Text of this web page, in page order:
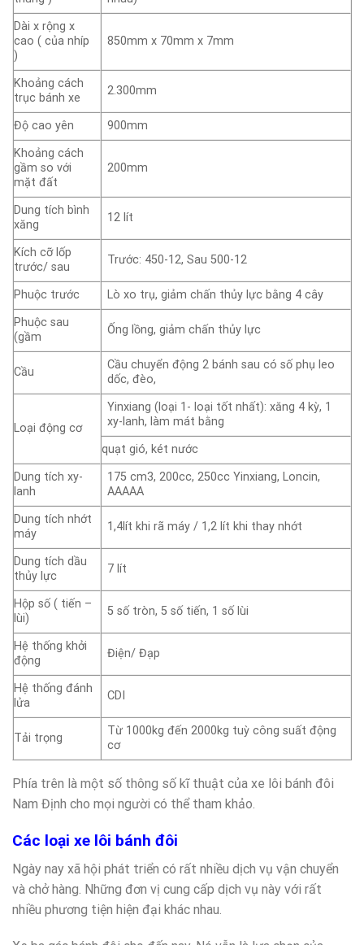
Dài x rộng x
cao ( của nhíp
)
850mm x 70mm x 7mm
Khoảng cách
trục bánh xe
2.300mm
Độ cao yên
900mm
Khoảng cách
gầm so với
mặt đất
200mm
Dung tích bình
xăng
12 lít
Kích cỡ lốp
trước/ sau
Trước: 450-12, Sau 500-12
Phuộc trước
Lò xo trụ, giảm chấn thủy lực bằng 4 cây
Phuộc sau
(gầm
Ống lồng, giảm chấn thủy lực
Cầu
Cầu chuyển động 2 bánh sau có số phụ leo
dốc, đèo,
Loại động cơ
Yinxiang (loại 1- loại tốt nhất): xăng 4 kỳ, 1
xy-lanh, làm mát bằng
quạt gió, két nước
Dung tích xy-
lanh
175 cm3, 200cc, 250cc Yinxiang, Loncin,
AAAAA
Dung tích nhớt
máy
1,4lít khi rã máy / 1,2 lít khi thay nhớt
Dung tích dầu
thủy lực
7 lít
Hộp số ( tiến –
lùi)
5 số tròn, 5 số tiến, 1 số lùi
Hệ thống khởi
động
Điện/ Đạp
Hệ thống đánh
lửa
CDI
Tải trọng
Từ 1000kg đến 2000kg tuỳ công suất động
cơ
Phía trên là một số thông số kĩ thuật của xe lôi bánh đôi
Nam Định cho mọi người có thể tham khảo.
Các loại xe lôi bánh đôi
Ngày nay xã hội phát triển có rất nhiều dịch vụ vận chuyển
và chở hàng. Những đơn vị cung cấp dịch vụ này với rất
nhiều phương tiện hiện đại khác nhau.